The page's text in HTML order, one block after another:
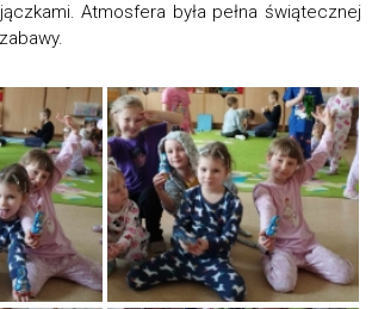
Atmosfera była pełna świątecznej